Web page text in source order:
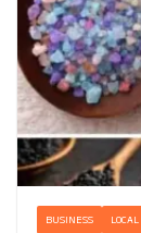
BUSINESS LOCAL